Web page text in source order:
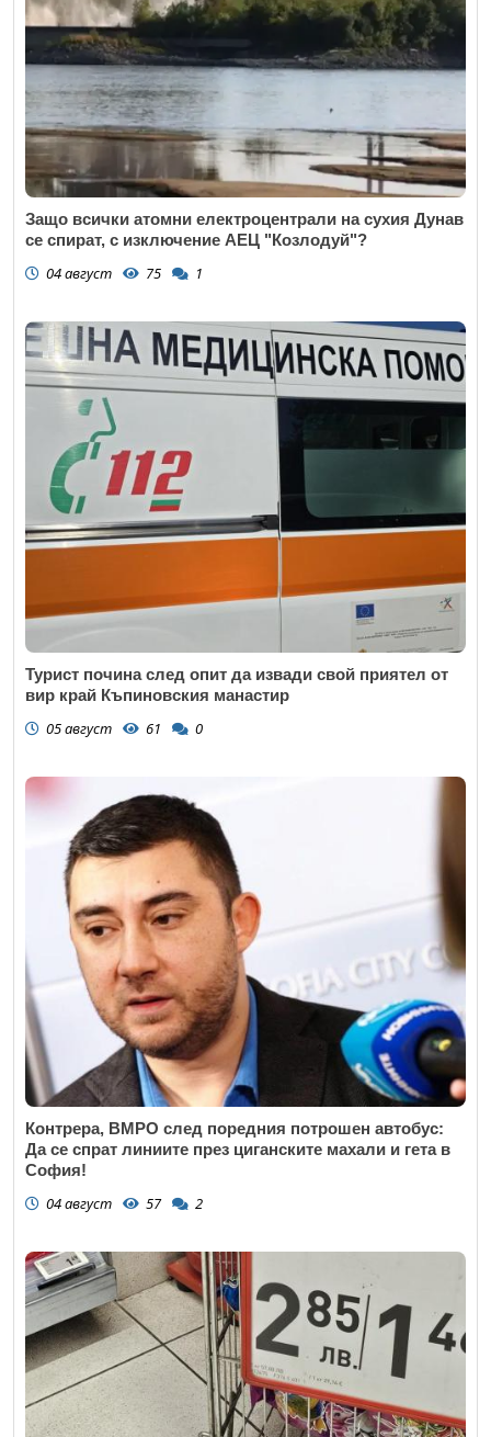
Защо всички атомни електроцентрали на сухия Дунав
се спират, с изключение АЕЦ "Козлодуй"?
04 август 75 1
Турист почина след опит да извади свой приятел от
вир край Къпиновския манастир
05 август 61 0
Контрера, ВМРО след поредния потрошен автобус:
Да се спрат линиите през циганските махали и гета в
София!
04 август 57 2